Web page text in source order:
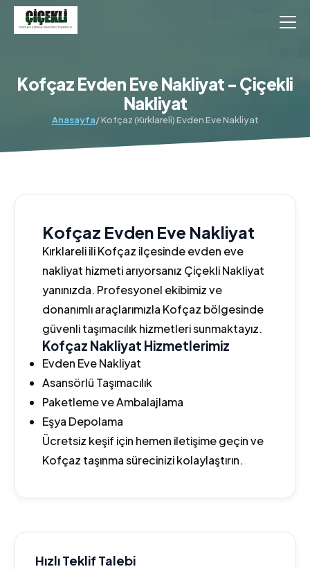
Kofçaz Evden Eve Nakliyat - Çiçekli
Nakliyat
Anasayfa/ Kofçaz (Kırklareli) Evden Eve Nakliyat
Kofçaz Evden Eve Nakliyat
Kırklareli ili Kofçaz ilçesinde evden eve
nakliyat hizmeti arıyorsanız Çiçekli Nakliyat
yanınızda. Profesyonel ekibimiz ve
donanımlı araçlarımızla Kofçaz bölgesinde
güvenli taşımacılık hizmetleri sunmaktayız.
Kofçaz Nakliyat Hizmetlerimiz
Evden Eve Nakliyat
Asansörlü Taşımacılık
Paketleme ve Ambalajlama
Eşya Depolama
Ücretsiz keşif için hemen iletişime geçin ve
Kofçaz taşınma sürecinizi kolaylaştırın.
Hızlı Teklif Talebi